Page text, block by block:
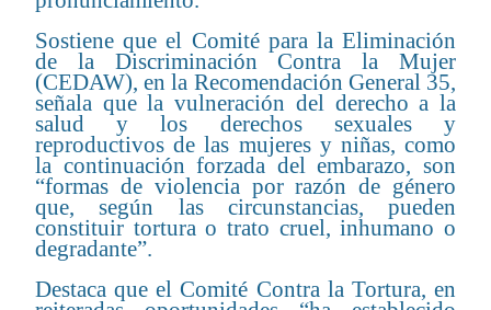
Sostiene que el Comité para la Eliminación
de la Discriminación Contra la Mujer
(CEDAW), en la Recomendación General 35,
señala que la vulneración del derecho a la
salud y los derechos sexuales y
reproductivos de las mujeres y niñas, como
la continuación forzada del embarazo, son
“formas de violencia por razón de género
que, según las circunstancias, pueden
constituir tortura o trato cruel, inhumano o
degradante”.
Destaca que el Comité Contra la Tortura, en